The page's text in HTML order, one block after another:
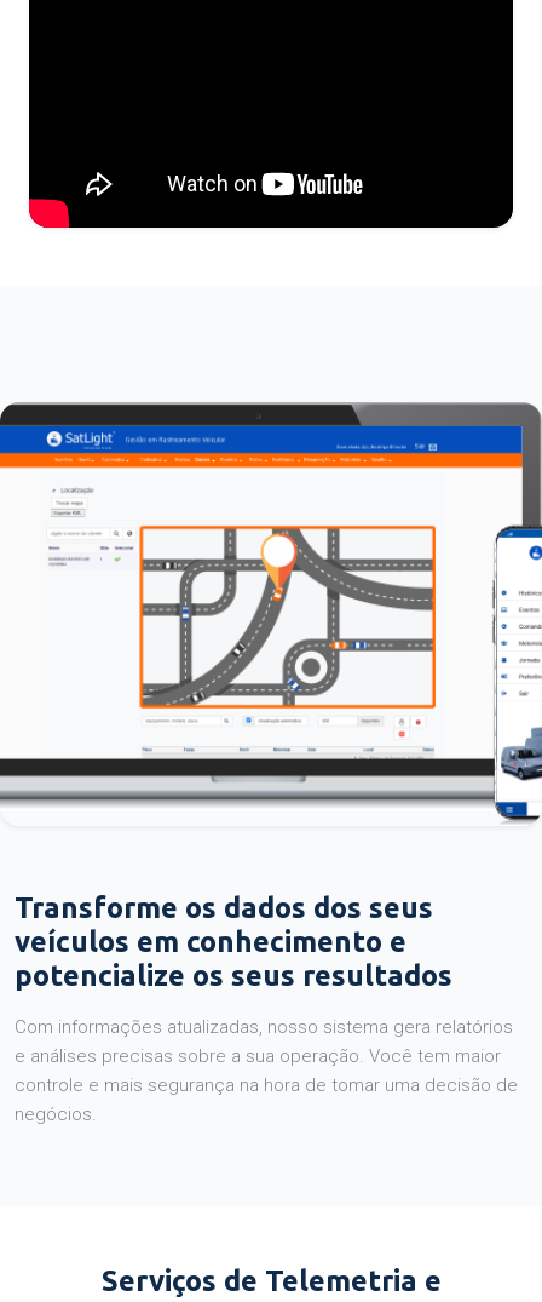
Transforme os dados dos seus
veículos em conhecimento e
potencialize os seus resultados
Com informações atualizadas, nosso sistema gera relatórios
e análises precisas sobre a sua operação. Você tem maior
controle e mais segurança na hora de tomar uma decisão de
negócios.
Serviços de Telemetria e